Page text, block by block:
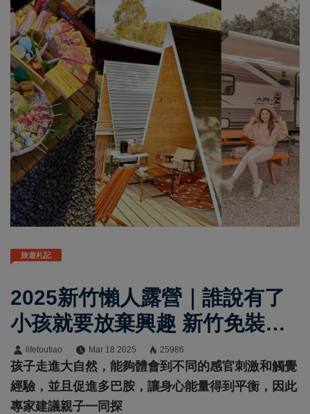
旅遊札記
2025新竹懶人露營｜誰說有了
小孩就要放棄興趣 新竹免裝備
親子露營8選
lifetoutiao Mar 18 2025 25986
孩子走進大自然，能夠體會到不同的感官刺激和觸覺
經驗，並且促進多巴胺，讓身心能量得到平衡，因此
專家建議親子一同探